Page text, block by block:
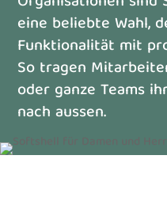
eine beliebte Wahl,
Funktionalität mit
So tragen
oder ganze Teams
nach aussen.